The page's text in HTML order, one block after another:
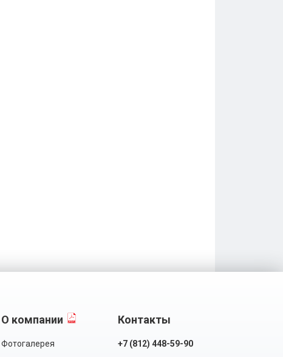
О компании
Фотогалерея
Контакты
+7 (812) 448-59-90